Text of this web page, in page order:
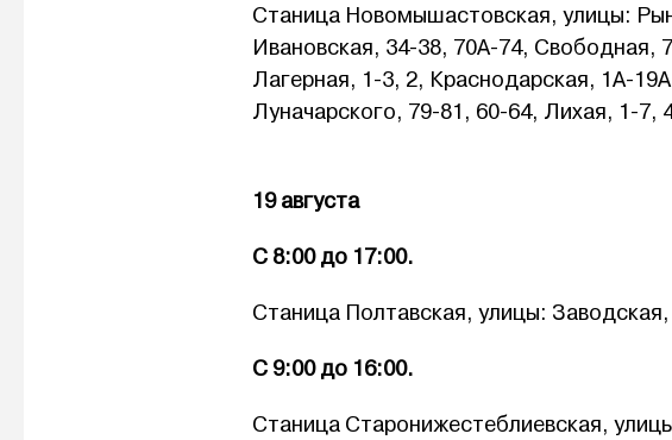
Станица Новомышастовская, улицы:
Ивановская, 34-38, 70А-74, Свободная,
Лагерная, 1-3, 2, Краснодарская, 1А-
Луначарского, 79-81, 60-64, Лихая, 1-7,
19 августа
С 8:00 до
Станица Полтавская, улицы:
С 9:00 до 16:00.
Станица Старонижестеблиевская,